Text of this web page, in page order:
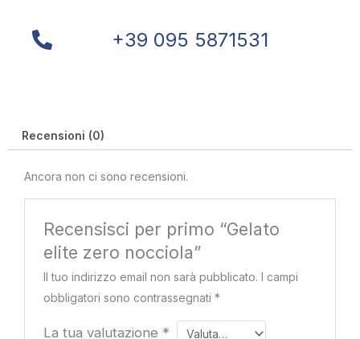
+39 095 5871531
Recensioni (0)
Ancora non ci sono recensioni.
Recensisci per primo “Gelato
elite zero nocciola”
Il tuo indirizzo email non sarà pubblicato. I campi
obbligatori sono contrassegnati*
La tua valutazione *